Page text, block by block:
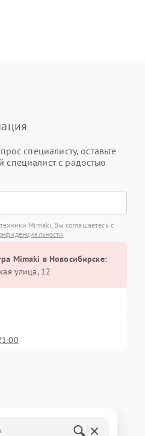
специалисту, оставьте
с радостью
Mimaki, Вы соглашаетесь с
Mimaki в Новосибирске:
улица, 12